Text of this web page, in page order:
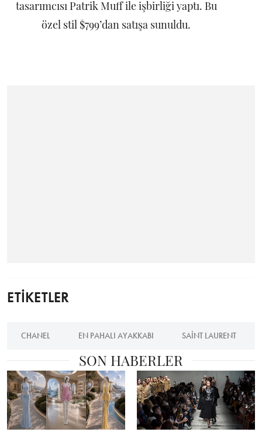
tasarımcısı Patrik Muff ile işbirliği yaptı. Bu
özel stil $799’dan satışa sunuldu.
ETİKETLER
CHANEL EN PAHALI AYAKKABI SAINT LAURENT
SON HABERLER